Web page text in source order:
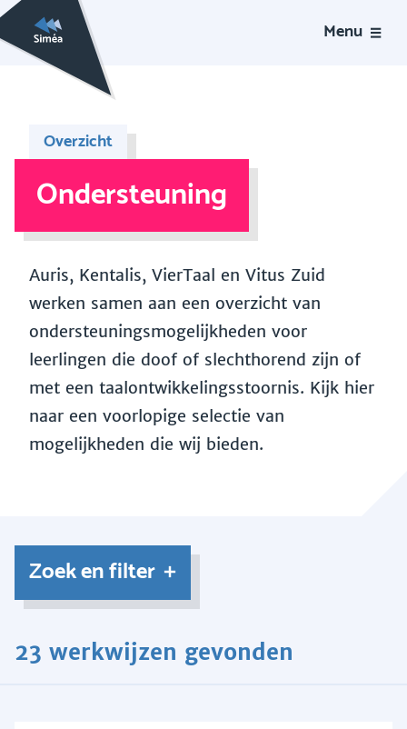
Menu
Overzicht
Ondersteuning
Auris, Kentalis, VierTaal en Vitus Zuid
werken samen aan een overzicht van
ondersteuningsmogelijkheden voor
leerlingen die doof of slechthorend zijn of
met een taalontwikkelingsstoornis. Kijk hier
naar een voorlopige selectie van
mogelijkheden die wij bieden.
Zoek en filter
23 werkwijzen gevonden